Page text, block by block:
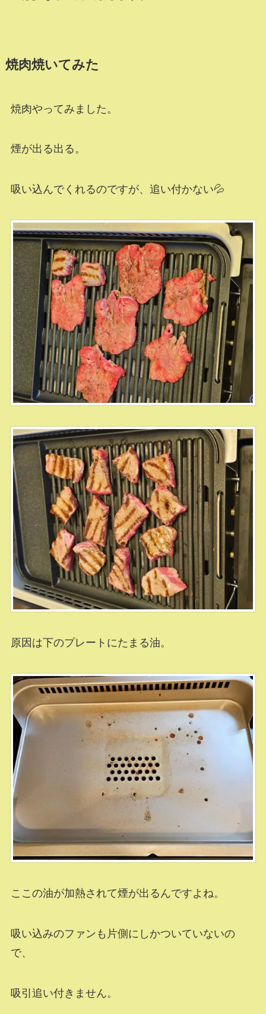
焼肉焼いてみた
焼肉やってみました。
煙が出る出る。
吸い込んでくれるのですが、追い付かない💦
原因は下のプレートにたまる油。
ここの油が加熱されて煙が出るんですよね。
吸い込みのファンも片側にしかついていないの
で、
吸引追い付きません。